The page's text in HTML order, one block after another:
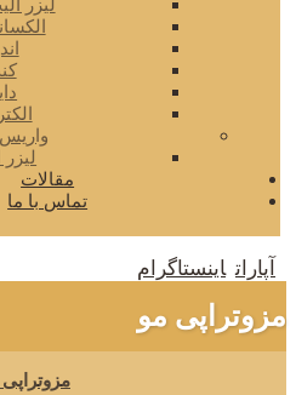
لیزر
واریس
مقالات
تماس با ما
آپارات اینستاگرام
مزوتراپی مو